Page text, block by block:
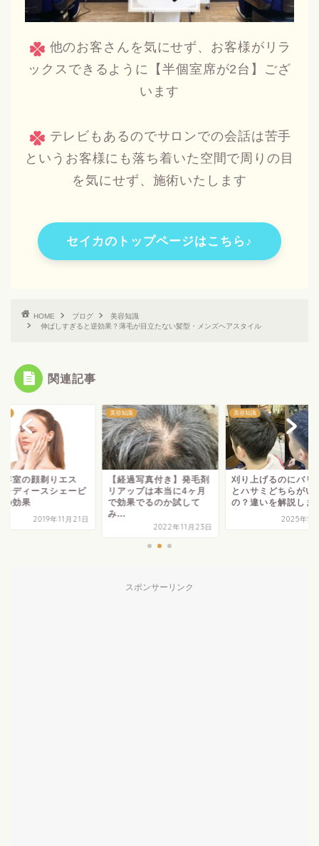
他のお客さんを気にせず、お客様がリラ
ックスできるように【半個室席が2台】ござ
います
テレビもあるのでサロンでの会話は苦手
というお客様にも落ち着いた空間で周りの目
を気にせず、施術いたします
セイカのトップページはこちら♪
HOME ブログ
美容知識
伸ばしすぎると逆効果？薄毛が目立たない髪型・メンズヘアスタイル
関連記事
容室の顔剃りエス
レディースシェービ
の効果
2019年11月21日
美容知識
【経過写真付き】発毛剤
リアップは本当に4ヶ月
で効果でるのか試して
み...
2022年11月23日
美容知識
刈り上げるのにバリ
とハサミどちらがい
の？違いを解説しま
2025年5
スポンサーリンク